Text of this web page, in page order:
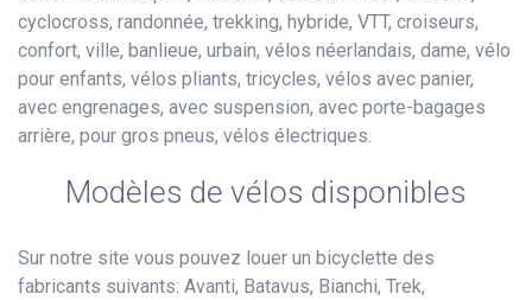
cyclocross, randonnée, trekking, hybride, VTT, croiseurs,
confort, ville, banlieue, urbain, vélos néerlandais, dame, vélo
pour enfants, vélos pliants, tricycles, vélos avec panier,
avec engrenages, avec suspension, avec porte-bagages
arrière, pour gros pneus, vélos électriques.
Modèles de vélos disponibles
Sur notre site vous pouvez louer un bicyclette des
fabricants suivants: Avanti, Batavus, Bianchi, Trek,